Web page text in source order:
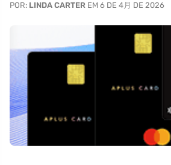
POR: LINDA CARTER EM 6 DE 4月 DE 2026